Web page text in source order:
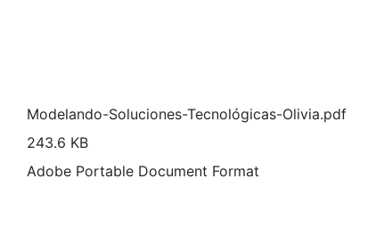
Modelando-Soluciones-Tecnológicas-Olivia.pdf
243.6 KB
Adobe Portable Document Format